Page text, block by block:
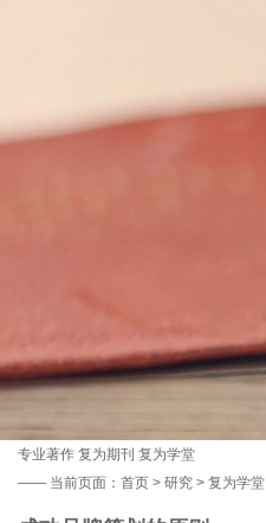
专业著作 复为期刊 复为学堂
—— 当前页面： 首页 > 研究 > 复为学堂